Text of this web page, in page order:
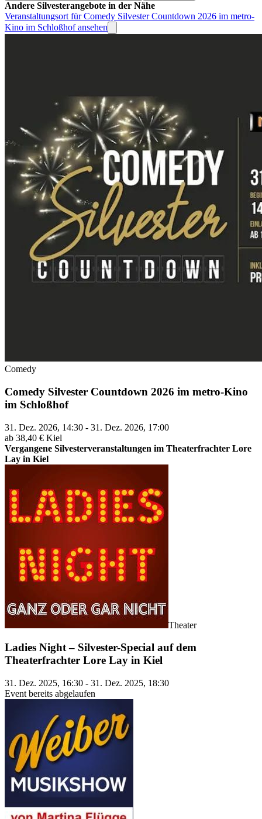
Andere Silvesterangebote in der Nähe
Veranstaltungsort für Comedy Silvester Countdown 2026 im metro-
Kino im Schloßhof ansehen
Comedy
Comedy Silvester Countdown 2026 im metro-Kino
im Schloßhof
31. Dez. 2026, 14:30 - 31. Dez. 2026, 17:00
ab 38,40 € Kiel
Vergangene Silvesterveranstaltungen im Theaterfrachter Lore
Lay in Kiel
Theater
Ladies Night – Silvester-Special auf dem
Theaterfrachter Lore Lay in Kiel
31. Dez. 2025, 16:30 - 31. Dez. 2025, 18:30
Event bereits abgelaufen